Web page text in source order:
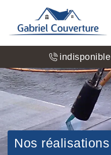
indisponible
Nos réalisations